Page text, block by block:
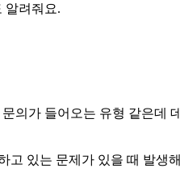
알려줘요.
의가 들어오는 유형 같은데
고 있는 문제가 있을 때 발생